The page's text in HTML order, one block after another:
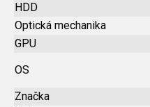
HDD
Optická mechanika
GPU
OS
Značka